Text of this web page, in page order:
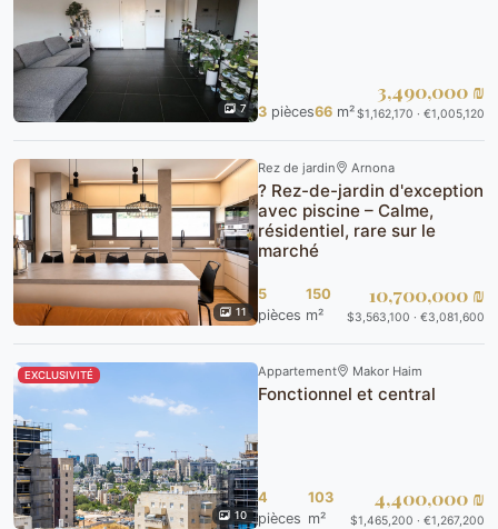
7 3 pièces66 m²
3,490,000 ₪
$1,162,170 · €1,005,120
11
Rez de jardin Arnona
? Rez-de-jardin d'exception
avec piscine – Calme,
résidentiel, rare sur le
marché
5
pièces
150
m²
10,700,000 ₪
$3,563,100 · €3,081,600
EXCLUSIVITÉ
10
Appartement Makor Haim
Fonctionnel et central
4
pièces
103
m²
4,400,000 ₪
$1,465,200 · €1,267,200